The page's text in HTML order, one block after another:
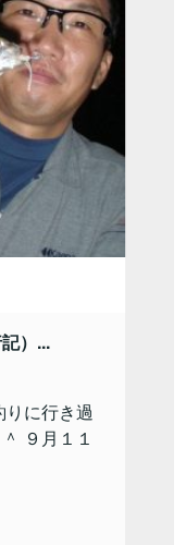
）...
に行き過
９月１１